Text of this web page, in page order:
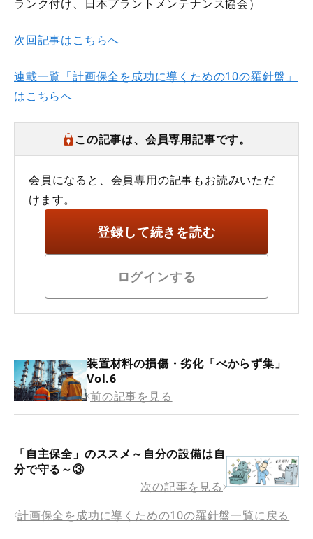
ランク付け、日本プラントメンテナンス協会）
次回記事はこちらへ
連載一覧「計画保全を成功に導くための10の羅針盤」
はこちらへ
この記事は、会員専用記事です。
会員になると、会員専用の記事もお読みいただ
けます。
登録して続きを読む
ログインする
装置材料の損傷・劣化「べからず集」
Vol.6
前の記事を見る
「自主保全」のススメ～自分の設備は自
分で守る～③
次の記事を見る
計画保全を成功に導くための10の羅針盤一覧に戻る